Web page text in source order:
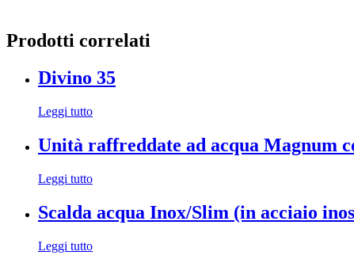
Prodotti correlati
Divino 35
Leggi tutto
Unità raffreddate ad acqua Magnum
Leggi tutto
Scalda acqua Inox/Slim (in acciaio
Leggi tutto